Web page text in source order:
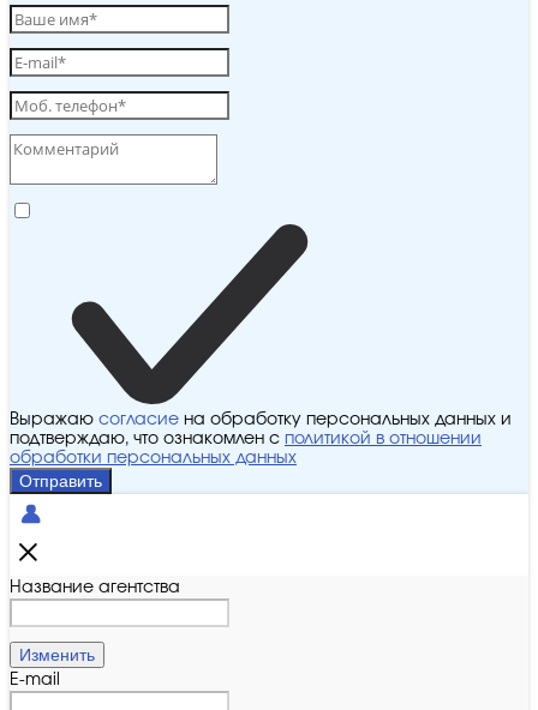
Выражаю согласие на обработку персональных данных и
подтверждаю, что ознакомлен с политикой в отношении
обработки персональных данных
Отправить
Название агентства
Изменить
E-mail